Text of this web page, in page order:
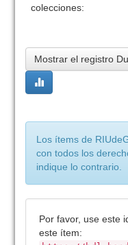
colecciones:
Mostrar el registro
Los ítems de
con todos los
indique lo contrario.
Por favor, use este
este ítem: